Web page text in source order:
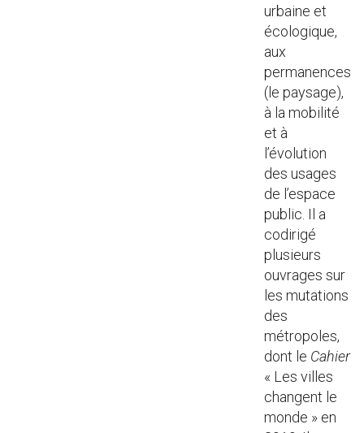
urbaine et
écologique,
aux
permanences
(le paysage),
à la mobilité
et à
l’évolution
des usages
de l’espace
public. Il a
codirigé
plusieurs
ouvrages sur
les mutations
des
métropoles,
dont le Cahier
« Les villes
changent le
monde » en